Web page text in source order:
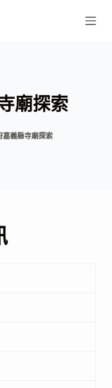
廟探索
嘉義縣寺廟探索